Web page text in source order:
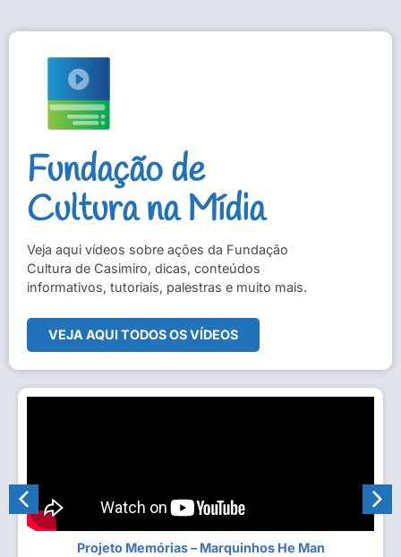
Fundação de
Cultura na Mídia
Veja aqui vídeos sobre ações da Fundação
Cultura de Casimiro, dicas, conteúdos
informativos, tutoriais, palestras e muito mais.
VEJA AQUI TODOS OS VÍDEOS
Projeto Memórias – Marquinhos He Man